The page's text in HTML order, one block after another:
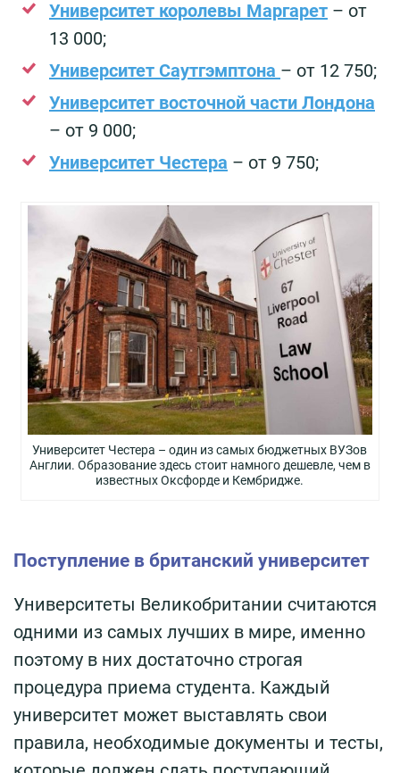
Университет королевы Маргарет – от
13 000;
Университет Саутгэмптона – от 12 750;
Университет восточной части Лондона
– от 9 000;
Университет Честера – от 9 750;
Университет Честера – один из самых бюджетных ВУЗов
Англии. Образование здесь стоит намного дешевле, чем в
известных Оксфорде и Кембридже.
Поступление в британский университет
Университеты Великобритании считаются
одними из самых лучших в мире, именно
поэтому в них достаточно строгая
процедура приема студента. Каждый
университет может выставлять свои
правила, необходимые документы и тесты,